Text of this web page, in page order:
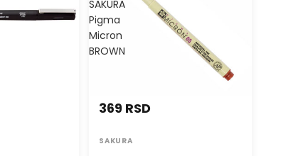
SAKURA
Pigma
Micron
BROWN
369 RSD
SAKURA